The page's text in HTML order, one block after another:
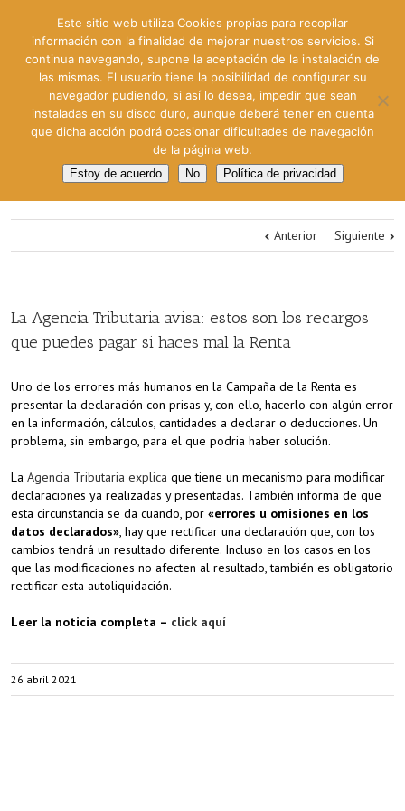
Anterior Siguiente
La Agencia Tributaria avisa: estos son los recargos
que puedes pagar si haces mal la Renta
Uno de los errores más humanos en la Campaña de la Renta es
presentar la declaración con prisas y, con ello, hacerlo con algún error
en la información, cálculos, cantidades a declarar o deducciones. Un
problema, sin embargo, para el que podria haber solución.
La Agencia Tributaria explica que tiene un mecanismo para modificar
declaraciones ya realizadas y presentadas. También informa de que
esta circunstancia se da cuando, por «errores u omisiones en los
datos declarados», hay que rectificar una declaración que, con los
cambios tendrá un resultado diferente. Incluso en los casos en los
que las modificaciones no afecten al resultado, también es obligatorio
rectificar esta autoliquidación.
Leer la noticia completa – click aquí
26 abril 2021
Este sitio web utiliza Cookies propias para recopilar
información con la finalidad de mejorar nuestros servicios. Si
continua navegando, supone la aceptación de la instalación de
las mismas. El usuario tiene la posibilidad de configurar su
navegador pudiendo, si así lo desea, impedir que sean
instaladas en su disco duro, aunque deberá tener en cuenta
que dicha acción podrá ocasionar dificultades de navegación
de la página web.
Estoy de acuerdo No Política de privacidad